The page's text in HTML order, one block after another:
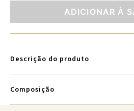
ADICIONAR À
Descrição do produto
Composição